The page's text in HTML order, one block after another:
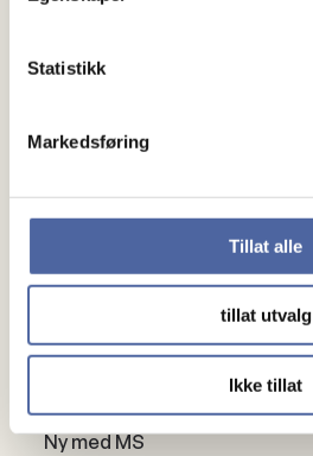
Statistikk
Markedsføring
Tillat alle
tillat utvalg
Ikke tillat
Styret i Sarpsborg MS-forening.
Om MS
Om MS
Ny med MS